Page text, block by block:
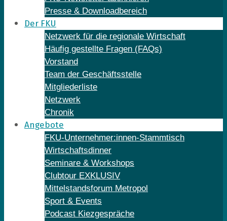
Presse & Downloadbereich
Der FKU
Netzwerk für die regionale Wirtschaft
Häufig gestellte Fragen (FAQs)
Vorstand
Team der Geschäftsstelle
Mitgliederliste
Netzwerk
Chronik
Angebote
FKU-Unternehmer:innen-Stammtisch
Wirtschaftsdinner
Seminare & Workshops
Clubtour EXKLUSIV
Mittelstandsforum Metropol
Sport & Events
Podcast Kiezgespräche